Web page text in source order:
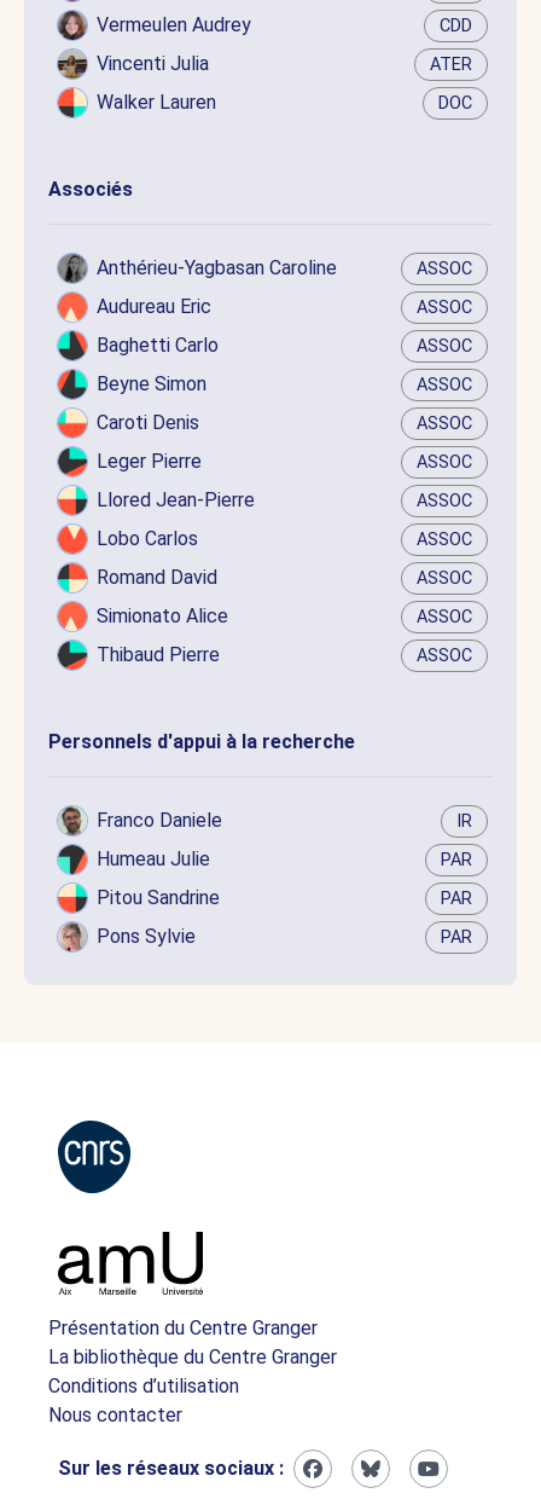
Vermeulen Audrey CDD
Vincenti Julia ATER
Walker Lauren DOC
Associés
Anthérieu-Yagbasan Caroline ASSOC
Audureau Eric ASSOC
Baghetti Carlo ASSOC
Beyne Simon ASSOC
Caroti Denis ASSOC
Leger Pierre ASSOC
Llored Jean-Pierre ASSOC
Lobo Carlos ASSOC
Romand David ASSOC
Simionato Alice ASSOC
Thibaud Pierre ASSOC
Personnels d'appui à la recherche
Franco Daniele IR
Humeau Julie PAR
Pitou Sandrine PAR
Pons Sylvie PAR
Présentation du Centre Granger
La bibliothèque du Centre Granger
Conditions d’utilisation
Nous contacter
Sur les réseaux sociaux :